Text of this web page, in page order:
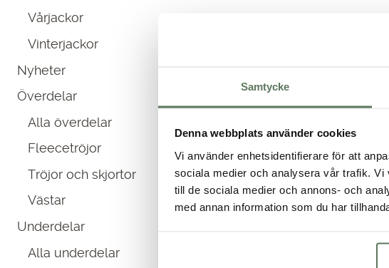
Samtycke
Denna webbplats använder cookies
Vi använder enhetsidentifierare för att
sociala medier och analysera vår trafik. Vi
till de sociala medier och annons- och
med annan information som du har
Vårjackor
Vinterjackor
Nyheter
Överdelar
Alla överdelar
Fleecetröjor
Tröjor och skjortor
Västar
Underdelar
Alla underdelar
Är du en person som gillar att leva en
våra kläder själva utefter just efter våra
med innerbyxa. Våra kläder håller alltid
Brett utbud på
Våra populäraste kategorier: